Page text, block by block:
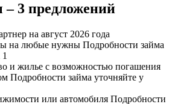
3 предложений
на август 2026 года
на любые нужны Подробности займа
1
и жилье с возможностью погашения
Подробности займа уточняйте у
или автомобиля Подробности